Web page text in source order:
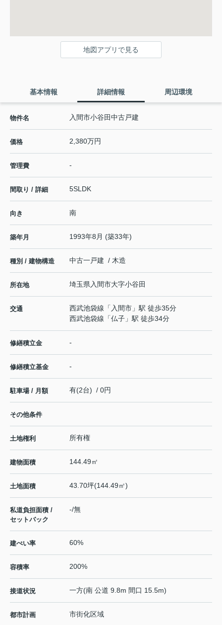
地図アプリで見る
基本情報 詳細情報 周辺環境
物件名 入間市小谷田中古戸建
価格 2,380万円
管理費 -
間取り / 詳細 5SLDK
向き 南
築年月 1993年8月 (築33年)
種別 / 建物構造 中古一戸建 / 木造
所在地 埼玉県 入間市大字小谷田
交通 西武池袋線 「 入間市 」駅 徒歩35分
西武池袋線 「仏子 」駅 徒歩34分
修繕積立金 -
修繕積立基金 -
駐車場 / 月額 有(2台) / 0円
その他条件
土地権利 所有権
建物面積 144.49㎡
土地面積 43.70坪(144.49㎡)
私道負担面積 /
セットバック
-/無
建ぺい率 60%
容積率 200%
接道状況 一方(南 公道 9.8m 間口 15.5m)
都市計画 市街化区域